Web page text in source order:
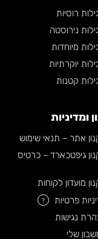
רוסיות
נירוסטה
מיוחדות
יוקרתיות
קטנות
ומדיניות
אתר – תנאי שימוש
גיפטכארד – כרטיס
מועדון לקוחות
פרטיות
?
נגישות
שלי